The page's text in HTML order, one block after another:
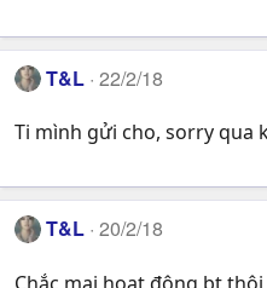
T&L 22/2/18
Ti mình gửi cho, sorry qua
T&L 20/2/18
Chắc mai hoạt động bt thôi